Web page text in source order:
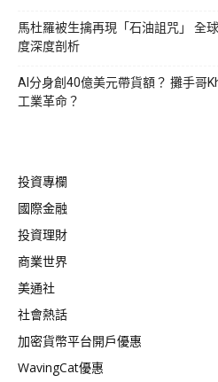
馬杜羅被生擒再現「石油詛咒」 全
度深度剖析
AI分身創40億美元帶貨額？ 攤手哥
工業革命？
投資專欄
國際金融
投資理財
商業世界
美通社
社會熱話
加密貨幣平台開戶優惠
WavingCat優惠